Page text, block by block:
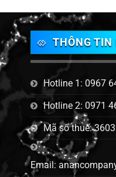
THÔNG TIN
Hotline 1: 0967
Hotline 2: 0971
Mã số thuế:
Email: